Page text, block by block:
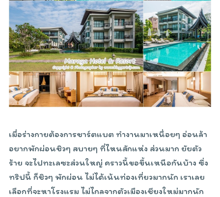
เมื่อร่างกายต้องการชาร์ตแบต ทำงานมาเหนื่อยๆ อ่อนล้า
อยากพักผ่อนชิวๆ สบายๆ ที่ไหนสักแห่ง ส่วนมาก ยัยตัว
ร้าย จะไปทะเลซะส่วนใหญ่ คราวนี้ขอขึ้นเหนือกันบ้าง ซึ่ง
ทริปนี้ ก็ชิวๆ พักผ่อน ไม่ได้เน้นท่องเที่ยวมากนัก เราเลย
เลือกที่จะหาโรงแรม ไม่ไกลจากตัวเมืองเชียงใหม่มากนัก